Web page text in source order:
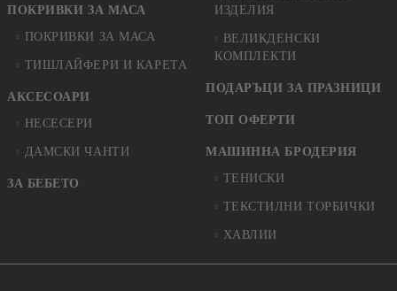
ПОКРИВКИ ЗА МАСА
ПОКРИВКИ ЗА МАСА
ТИШЛАЙФЕРИ И КАРЕТА
АКСЕСОАРИ
НЕСЕСЕРИ
ДАМСКИ ЧАНТИ
ЗА БЕБЕТО
ИЗДЕЛИЯ
ВЕЛИКДЕНСКИ
КОМПЛЕКТИ
ПОДАРЪЦИ ЗА ПРАЗНИЦИ
ТОП ОФЕРТИ
МАШИННА БРОДЕРИЯ
ТЕНИСКИ
ТЕКСТИЛНИ ТОРБИЧКИ
ХАВЛИИ